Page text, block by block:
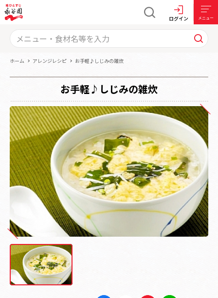
ログイン メニュー
ホーム アレンジレシピ お手軽♪しじみの雑炊
お手軽♪しじみの雑炊